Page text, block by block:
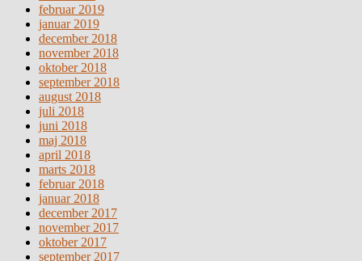
februar 2019
januar 2019
december 2018
november 2018
oktober 2018
september 2018
august 2018
juli 2018
juni 2018
maj 2018
april 2018
marts 2018
februar 2018
januar 2018
december 2017
november 2017
oktober 2017
september 2017